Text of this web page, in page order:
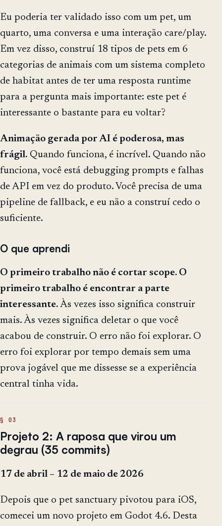
Eu poderia ter validado isso com um pet, um
quarto, uma conversa e uma interação care/play.
Em vez disso, construí 18 tipos de pets em 6
categorias de animais com um sistema completo
de habitat antes de ter uma resposta runtime
para a pergunta mais importante: este pet é
interessante o bastante para eu voltar?
Animação gerada por AI é poderosa, mas
frágil. Quando funciona, é incrível. Quando não
funciona, você está debugging prompts e falhas
de API em vez do produto. Você precisa de uma
pipeline de fallback, e eu não a construí cedo o
suficiente.
O que aprendi
O primeiro trabalho não é cortar scope. O
primeiro trabalho é encontrar a parte
interessante. Às vezes isso significa construir
mais. Às vezes significa deletar o que você
acabou de construir. O erro não foi explorar. O
erro foi explorar por tempo demais sem uma
prova jogável que me dissesse se a experiência
central tinha vida.
Projeto 2: A raposa que virou um
degrau (35 commits)
17 de abril – 12 de maio de 2026
Depois que o pet sanctuary pivotou para iOS,
comecei um novo projeto em Godot 4.6. Desta